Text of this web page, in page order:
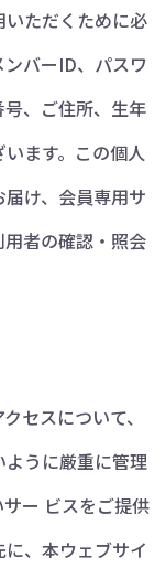
ただくために必
バーID、パスワ
、ご住所、生年
ます。この個人
け、会員専用サ
者の確認・照会
セスについて、
うに厳重に管理
ー ビスをご提供
、本ウェブサイ